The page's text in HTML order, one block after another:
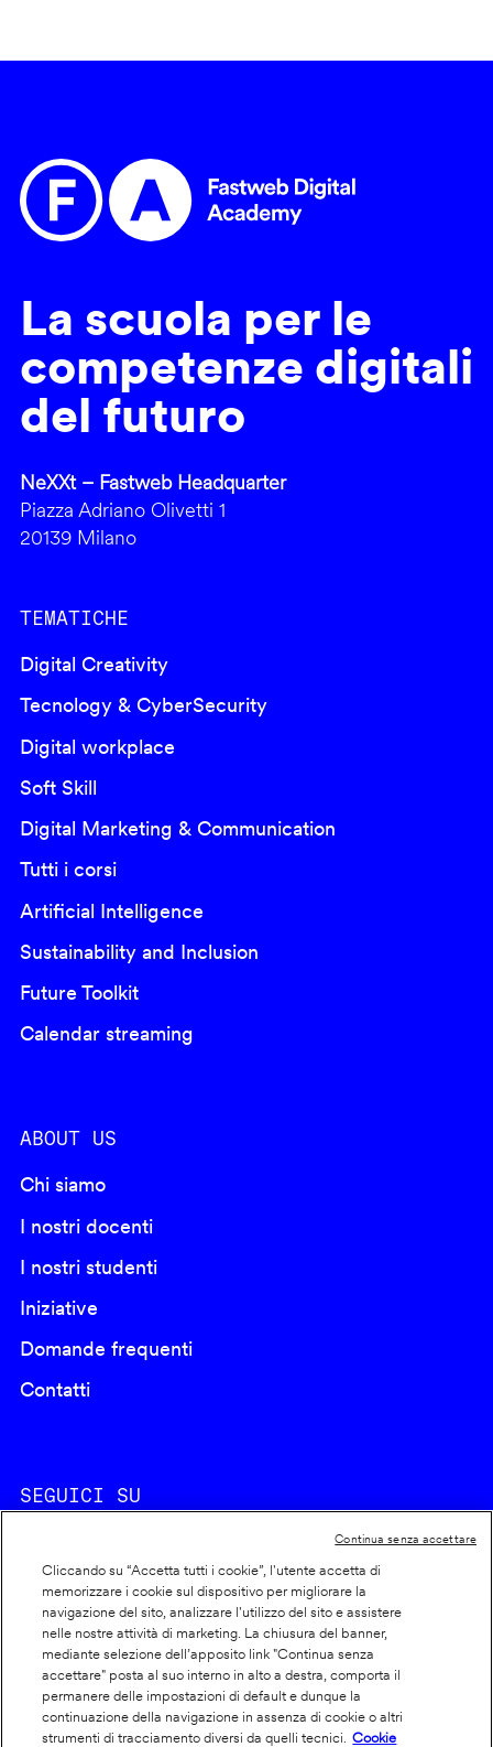
La scuola per le
competenze digitali
del futuro
NeXXt – Fastweb Headquarter
Piazza Adriano Olivetti 1
20139 Milano
TEMATICHE
Digital Creativity
Tecnology & CyberSecurity
Digital workplace
Soft Skill
Digital Marketing & Communication
Tutti i corsi
Artificial Intelligence
Sustainability and Inclusion
Future Toolkit
Calendar streaming
ABOUT US
Chi siamo
I nostri docenti
I nostri studenti
Iniziative
Domande frequenti
Contatti
SEGUICI SU
Footer
info
Cookie policy
Dichiarazione di accessibilità
Privacy
Cliccando su “Accetta tutti i cookie”, l'utente accetta di
memorizzare i cookie sul dispositivo per migliorare la
navigazione del sito, analizzare l'utilizzo del sito e assistere
nelle nostre attività di marketing. La chiusura del banner,
mediante selezione dell’apposito link "Continua senza
accettare" posta al suo interno in alto a destra, comporta il
permanere delle impostazioni di default e dunque la
continuazione della navigazione in assenza di cookie o altri
strumenti di tracciamento diversi da quelli tecnici.
Cookie
Continua senza accettare